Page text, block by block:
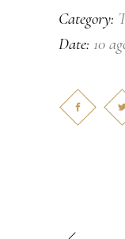
Category:
Date: 10